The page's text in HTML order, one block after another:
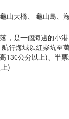
山大橋、 龜山島、
，是一個海邊的小
行海域以紅柴坑至
130公分以上)、 半
)